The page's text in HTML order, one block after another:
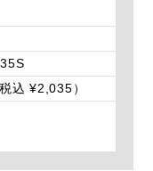
込 ¥2,035）